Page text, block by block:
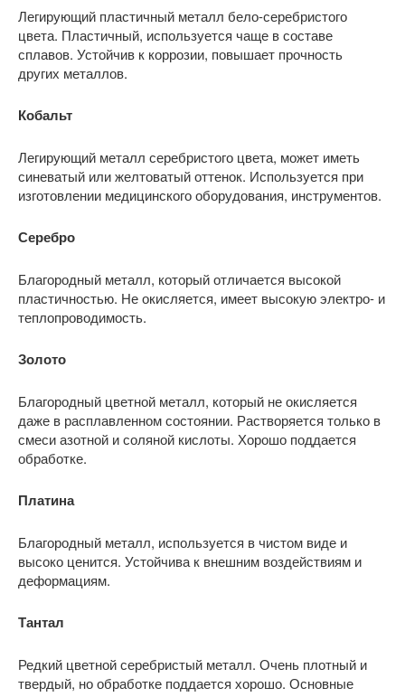
Легирующий пластичный металл бело-серебристого
цвета. Пластичный, используется чаще в составе
сплавов. Устойчив к коррозии, повышает прочность
других металлов.
Кобальт
Легирующий металл серебристого цвета, может иметь
синеватый или желтоватый оттенок. Используется при
изготовлении медицинского оборудования, инструментов.
Серебро
Благородный металл, который отличается высокой
пластичностью. Не окисляется, имеет высокую электро- и
теплопроводимость.
Золото
Благородный цветной металл, который не окисляется
даже в расплавленном состоянии. Растворяется только в
смеси азотной и соляной кислоты. Хорошо поддается
обработке.
Платина
Благородный металл, используется в чистом виде и
высоко ценится. Устойчива к внешним воздействиям и
деформациям.
Тантал
Редкий цветной серебристый металл. Очень плотный и
твердый, но обработке поддается хорошо. Основные